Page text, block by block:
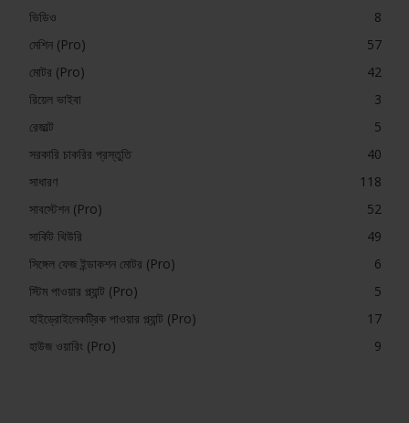
ভিডিও
8
মেশিন (Pro)
57
মোটর (Pro)
42
রিয়েল ভাইবা
3
রেজাল্ট
5
সরকারি চাকরির প্রস্তুতি
40
সাধারণ
118
সাবস্টেশন (Pro)
52
সার্কিট থিউরি
49
সিঙ্গেল ফেজ ইন্ডাকশন মোটর (Pro)
6
স্টিম পাওয়ার প্ল্যান্ট (Pro)
5
হাইড্রোইলেকট্রিক পাওয়ার প্ল্যান্ট (Pro)
17
হাউজ ওয়ারিং (Pro)
9